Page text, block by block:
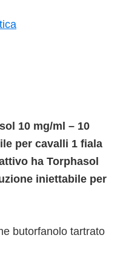
10 mg/ml – 10
per cavalli 1 fiala
ha Torphasol
iniettabile per
butorfanolo tartrato